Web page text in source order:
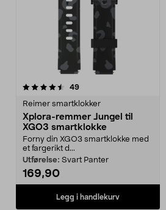
49anmeldelser
Reimer smartklokker
Xplora-remmer Jungel til
XGO3 smartklokke
Forny din XGO3 smartklokke med
et fargerikt d...
Utførelse: Svart Panter
169,90
Legg i handlekurv
4.5 av 5 stjerner